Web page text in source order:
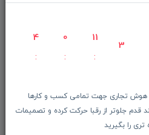
4 0 11
3
هوش تجاری جهت تمامی کسب و کارها
قدم جلوتر از رقبا حرکت کرده و تصمیمات
تری را بگیرید